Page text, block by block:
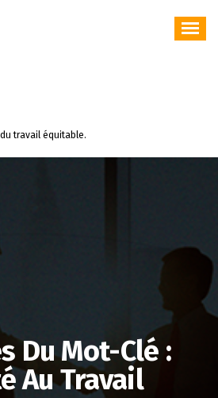
travail équitable.
Du Mot-Clé :
Au Travail